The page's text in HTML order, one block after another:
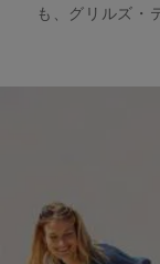
も、グリルズ・